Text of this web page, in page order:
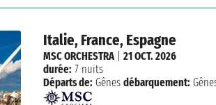
Italie, France, Espagne
MSC ORCHESTRA| 21 OCT. 2026
durée: 7 nuits
Départs de: Gênes débarquement: